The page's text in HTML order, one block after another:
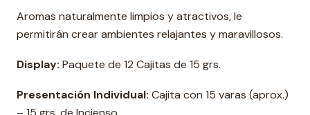
Aromas naturalmente limpios y atractivos, le
permitirán crear ambientes relajantes y maravillosos.
Display: Paquete de 12 Cajitas de 15 grs.
Presentación Individual: Cajita con 15 varas (aprox.)